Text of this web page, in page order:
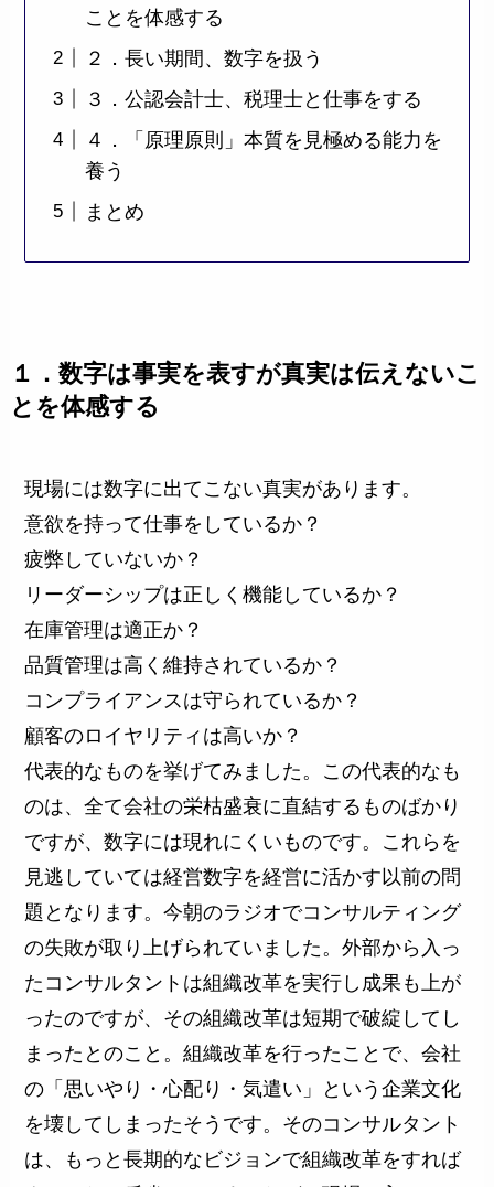
ことを体感する
２．長い期間、数字を扱う
３．公認会計士、税理士と仕事をする
４．「原理原則」本質を見極める能力を
養う
まとめ
１．数字は事実を表すが真実は伝えないこ
とを体感する
現場には数字に出てこない真実があります。
意欲を持って仕事をしているか？
疲弊していないか？
リーダーシップは正しく機能しているか？
在庫管理は適正か？
品質管理は高く維持されているか？
コンプライアンスは守られているか？
顧客のロイヤリティは高いか？
代表的なものを挙げてみました。この代表的なも
のは、全て会社の栄枯盛衰に直結するものばかり
ですが、数字には現れにくいものです。これらを
見逃していては経営数字を経営に活かす以前の問
題となります。今朝のラジオでコンサルティング
の失敗が取り上げられていました。外部から入っ
たコンサルタントは組織改革を実行し成果も上が
ったのですが、その組織改革は短期で破綻してし
まったとのこと。組織改革を行ったことで、会社
の「思いやり・心配り・気遣い」という企業文化
を壊してしまったそうです。そのコンサルタント
は、もっと長期的なビジョンで組織改革をすれば